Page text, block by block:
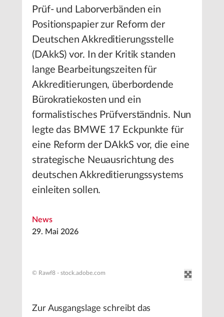
Prüf- und Laborverbänden ein
Positionspapier zur Reform der
Deutschen Akkreditierungsstelle
(DAkkS) vor. In der Kritik standen
lange Bearbeitungszeiten für
Akkreditierungen, überbordende
Bürokratiekosten und ein
formalistisches Prüfverständnis. Nun
legte das BMWE 17 Eckpunkte für
eine Reform der DAkkS vor, die eine
strategische Neuausrichtung des
deutschen Akkreditierungssystems
einleiten sollen.
News
29. Mai 2026
© Rawf8 - stock.adobe.com
Zur Ausgangslage schreibt das